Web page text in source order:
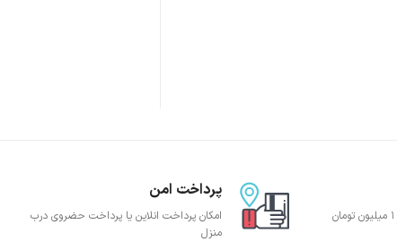
پرداخت امن
امکان پرداخت انلاین یا پرداخت حضروی درب
منزل